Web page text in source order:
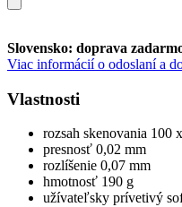
Slovensko: doprava
Viac informácií o odoslaní a
Vlastnosti
rozsah skenovania 100
presnosť 0,02 mm
rozlíšenie 0,07 mm
hmotnosť 190 g
užívateľsky prívetivý